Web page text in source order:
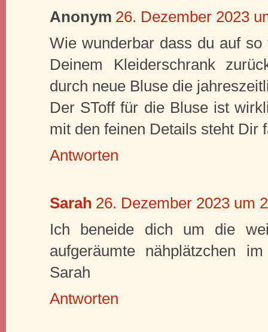
Anonym 26. Dezember 2023
Wie wunderbar dass du auf
Deinem Kleiderschrank
durch neue Bluse die
Der SToff für die Bluse ist
mit den feinen Details steht Dir
Antworten
Sarah 26. Dezember 2023 um
Ich beneide dich um die
aufgeräumte nähplätzchen
Sarah
Antworten